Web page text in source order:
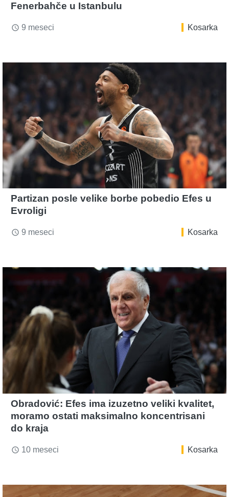
Fenerbahče u Istanbulu
access_time 9 meseci Kosarka
Partizan posle velike borbe pobedio Efes u
Evroligi
access_time 9 meseci Kosarka
Obradović: Efes ima izuzetno veliki kvalitet,
moramo ostati maksimalno koncentrisani
do kraja
access_time 10 meseci Kosarka